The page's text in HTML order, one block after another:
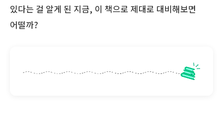
있다는 걸 알게 된 지금, 이 책으로 제대로 대비해보면
어떨까?